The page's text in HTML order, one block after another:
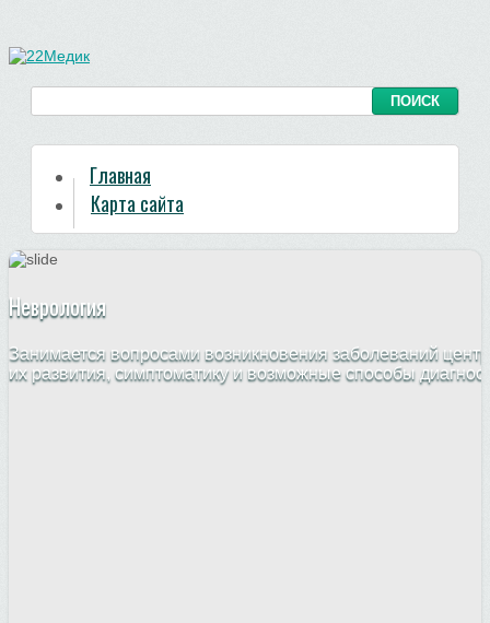
Главная
Карта сайта
Неврология
Занимается вопросами возникновения заболеваний
их развития, симптоматику и возможные способы